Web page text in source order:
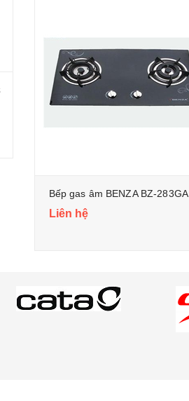
Bếp gas âm BENZA BZ-283GA
Liên hệ